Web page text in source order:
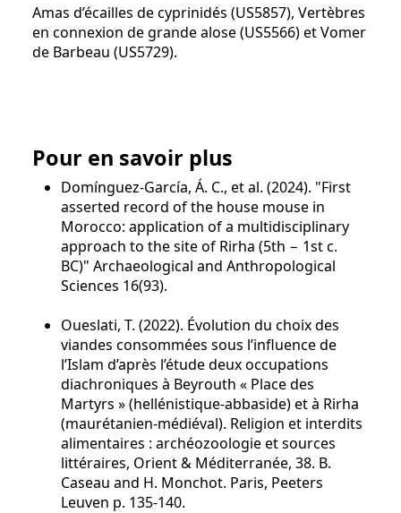
Amas d’écailles de cyprinidés (US5857), Vertèbres
en connexion de grande alose (US5566) et Vomer
de Barbeau (US5729).
Pour en savoir plus
Domínguez-García, Á. C., et al. (2024). "First
asserted record of the house mouse in
Morocco: application of a multidisciplinary
approach to the site of Rirha (5th − 1st c.
BC)" Archaeological and Anthropological
Sciences 16(93).
Oueslati, T. (2022). Évolution du choix des
viandes consommées sous l’influence de
l’Islam d’après l’étude deux occupations
diachroniques à Beyrouth « Place des
Martyrs » (hellénistique-abbaside) et à Rirha
(maurétanien-médiéval). Religion et interdits
alimentaires : archéozoologie et sources
littéraires, Orient & Méditerranée, 38. B.
Caseau and H. Monchot. Paris, Peeters
Leuven p. 135-140.